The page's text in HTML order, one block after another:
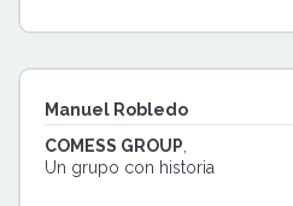
Manuel Robledo
COMESS GROUP
Un grupo con historia